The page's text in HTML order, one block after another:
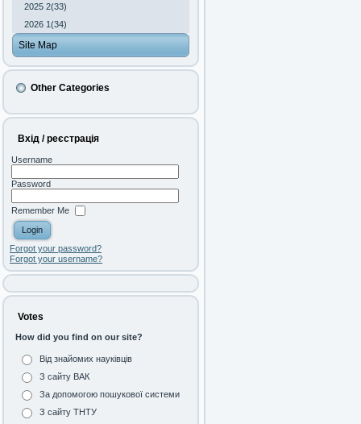
2025 2(33)
2026 1(34)
Site Map
Other Categories
Вхід / реєстрація
Username
Password
Remember Me
Forgot your password?
Forgot your username?
Votes
How did you find on our site?
Від знайомих науківців
З сайту ВАК
За допомогою пошукової системи
З сайту ТНТУ